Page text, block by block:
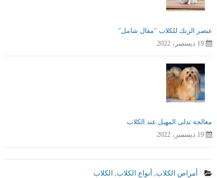
عنصر الزنك للكلاب "مقال شامل"
19 ديسمبر، 2022
معالجة تدلى المهبل عند الكلاب
19 ديسمبر، 2022
أمراض الكلاب, أنواع الكلاب, الكلاب